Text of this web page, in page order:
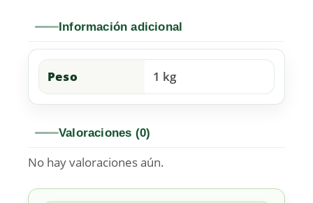
Información adicional
Peso 1 kg
Valoraciones (0)
No hay valoraciones aún.